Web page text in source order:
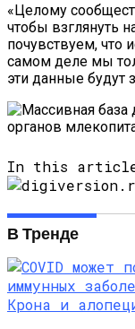
«Целому
чтобы взглянуть
почувствуем, что
самом деле мы
эти данные будут
In this
В Тренде